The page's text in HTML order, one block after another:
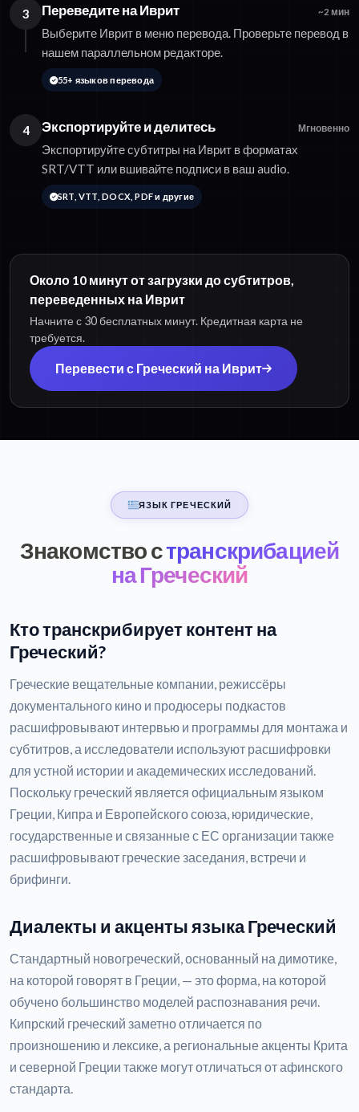
3 Переведите на Иврит ~2 мин
Выберите Иврит в меню перевода. Проверьте перевод в
нашем параллельном редакторе.
55+ языков перевода
4 Экспортируйте и делитесь Мгновенно
Экспортируйте субтитры на Иврит в форматах
SRT/VTT или вшивайте подписи в ваш audio.
SRT, VTT, DOCX, PDF и другие
Около 10 минут от загрузки до субтитров,
переведенных на Иврит
Начните с 30 бесплатных минут. Кредитная карта не
требуется.
Перевести с Греческий на Иврит
ЯЗЫК ГРЕЧЕСКИЙ
Знакомство странскрибацией
на Греческий
Кто транскрибирует контент на
Греческий?
Греческие вещательные компании, режиссёры
документального кино и продюсеры подкастов
расшифровывают интервью и программы для монтажа и
субтитров, а исследователи используют расшифровки
для устной истории и академических исследований.
Поскольку греческий является официальным языком
Греции, Кипра и Европейского союза, юридические,
государственные и связанные с ЕС организации также
расшифровывают греческие заседания, встречи и
брифинги.
Диалекты и акценты языка Греческий
Стандартный новогреческий, основанный на димотике,
на которой говорят в Греции, — это форма, на которой
обучено большинство моделей распознавания речи.
Кипрский греческий заметно отличается по
произношению и лексике, а региональные акценты Крита
и северной Греции также могут отличаться от афинского
стандарта.